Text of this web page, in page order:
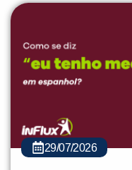
29/07/2026